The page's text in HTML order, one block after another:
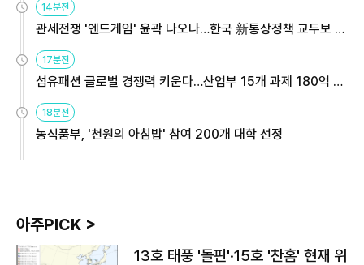
14분전
관세전쟁 '엔드게임' 윤곽 나오나…한국 新통상정책 교두보 활
17분전
섬유패션 글로벌 경쟁력 키운다…산업부 15개 과제 180억 지
18분전
농식품부, '천원의 아침밥' 참여 200개 대학 선정
아주PICK >
13호 태풍 '돌핀'·15호 '찬홈' 현재 위